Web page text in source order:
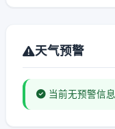
天气预警
当前无预警信息